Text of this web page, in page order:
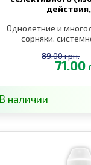
действия,
Однолетние и
сорняки,
71.00
89.00 грн.
В наличии